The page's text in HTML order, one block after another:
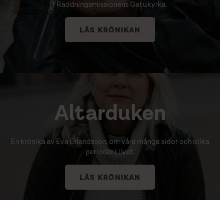
i Räddningsmissionens Gatukyrka.
LÄS KRÖNIKAN
Altarduken
En krönika av Eva Erlandsson, om våra många sidor och olika
perioder i livet.
LÄS KRÖNIKAN